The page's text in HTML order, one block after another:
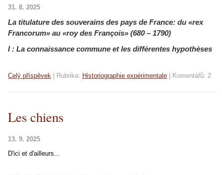
31. 8. 2025
La titulature des souverains des pays de France: du «rex
Francorum» au «roy des François» (680 – 1790)
I : La connaissance commune et les différentes hypothèses
Celý příspěvek Rubrika: Historiographie expérimentale Komentářů: 2
Les chiens
13. 9. 2025
D'ici et d'ailleurs...